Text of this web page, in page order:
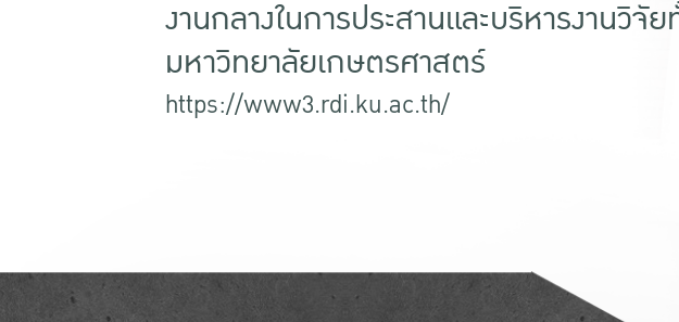
งานกลางในการประสานและบริหารงานวิจั
มหาวิทยาลัยเกษตรศาสตร์
https://www3.rdi.ku.ac.th/